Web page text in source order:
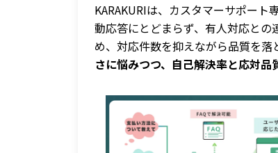
KARAKURIは、カスタマーサポート
動応答にとどまらず、有人対応と
め、対応件数を抑えながら品質を落
さに悩みつつ、自己解決率と応対